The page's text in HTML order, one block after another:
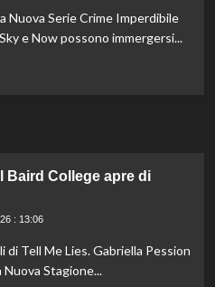
Nuova Serie Crime Imperdibile
e Now possono immergersi...
Baird College apre di
: 13:06
Tell Me Lies. Gabriella Pession
Stagione...